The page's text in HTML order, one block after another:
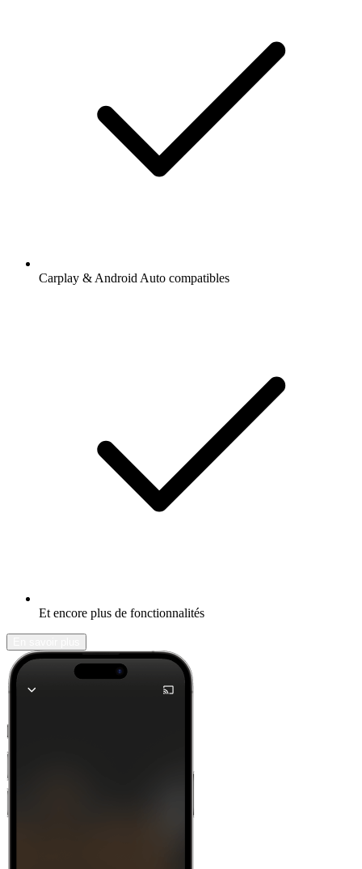
Carplay & Android Auto compatibles
Et encore plus de fonctionnalités